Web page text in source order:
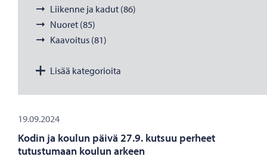
Liikenne ja kadut (86)
Nuoret (85)
Kaavoitus (81)
Lisää kategorioita
19.09.2024
Kodin ja koulun päivä 27.9. kutsuu perheet
tutustumaan koulun arkeen